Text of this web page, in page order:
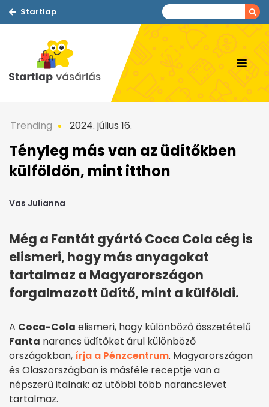
Startlap
Trending 2024. július 16.
Tényleg más van az üdítőkben
külföldön, mint itthon
Vas Julianna
Még a Fantát gyártó Coca Cola cég is
elismeri, hogy más anyagokat
tartalmaz a Magyarországon
forgalmazott üdítő, mint a külföldi.
A Coca-Cola elismeri, hogy különböző összetételű
Fanta narancs üdítőket árul különböző
országokban, írja a Pénzcentrum. Magyarországon
és Olaszországban is másféle receptje van a
népszerű italnak: az utóbbi több narancslevet
tartalmaz.